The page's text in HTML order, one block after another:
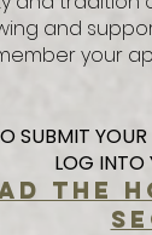
and
your
SUBMIT
LOG INTO
THE